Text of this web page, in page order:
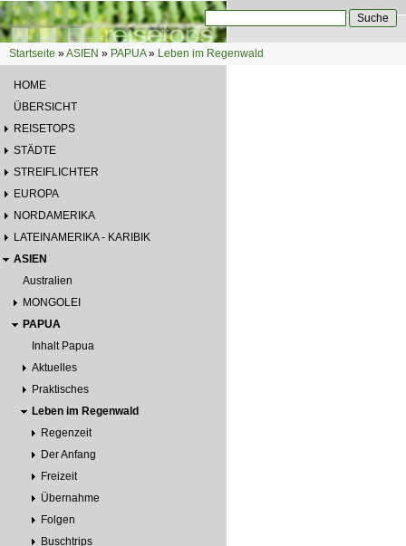
Direkt zum Inhalt
Suchformular
Sie sind hier
Startseite »ASIEN » PAPUA» Leben im Regenwald
HOME
ÜBERSICHT
REISETOPS
STÄDTE
STREIFLICHTER
EUROPA
NORDAMERIKA
LATEINAMERIKA - KARIBIK
ASIEN
Australien
MONGOLEI
PAPUA
Inhalt Papua
Aktuelles
Praktisches
Leben im Regenwald
Regenzeit
Der Anfang
Freizeit
Übernahme
Folgen
Buschtrips